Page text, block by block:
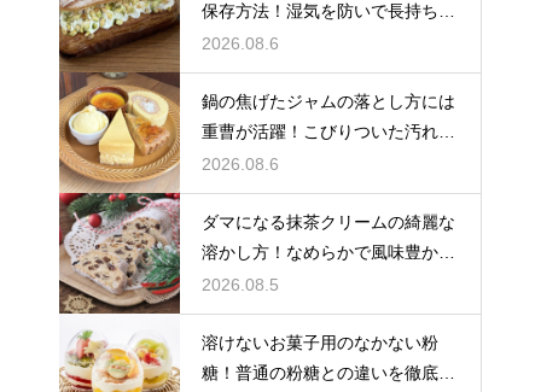
保存方法！湿気を防いで長持ちさ
せるコツ
2026.08.6
鍋の焦げたジャムの落とし方には
重曹が活躍！こびりついた汚れを
綺麗に落としてピカピカにする技
2026.08.6
ダマになる抹茶クリームの綺麗な
溶かし方！なめらかで風味豊かな
クリームを作る
2026.08.5
溶けないお菓子用のなかない粉
糖！普通の粉糖との違いを徹底解